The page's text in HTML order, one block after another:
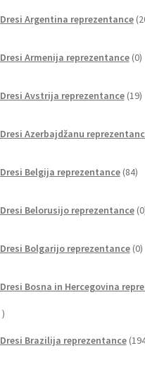
Dresi Argentina reprezentance
Dresi Armenija reprezentance 0
Dresi Avstrija reprezentance 19
Dresi Azerbajdžanu
Dresi Belgija reprezentance 84
Dresi Belorusijo reprezentance 0
Dresi Bolgarijo reprezentance 0
Dresi Bosna in Hercegovina
15
Dresi Brazilija reprezentance